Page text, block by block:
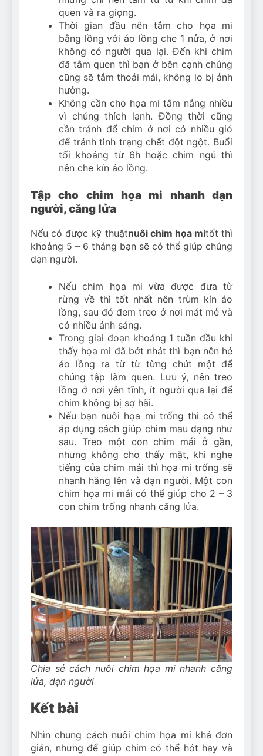
quen và ra giọng.
Thời gian đầu nên tắm cho họa mi
bằng lồng với áo lồng che 1 nửa, ở nơi
không có người qua lại. Đến khi chim
đã tắm quen thì bạn ở bên cạnh chúng
cũng sẽ tắm thoải mái, không lo bị ảnh
hưởng.
Không cần cho họa mi tắm nắng nhiều
vì chúng thích lạnh. Đồng thời cũng
cần tránh để chim ở nơi có nhiều gió
để tránh tình trạng chết đột ngột. Buổi
tối khoảng từ 6h hoặc chim ngủ thì
nên che kín áo lồng.
Tập cho chim họa mi nhanh dạn
người, căng lửa
Nếu có được kỹ thuậtnuôi chim họa mitốt thì
khoảng 5 – 6 tháng bạn sẽ có thể giúp chúng
dạn người.
Nếu chim họa mi vừa được đưa từ
rừng về thì tốt nhất nên trùm kín áo
lồng, sau đó đem treo ở nơi mát mẻ và
có nhiều ánh sáng.
Trong giai đoạn khoảng 1 tuần đầu khi
thấy họa mi đã bớt nhát thì bạn nên hé
áo lồng ra từ từ từng chút một để
chúng tập làm quen. Lưu ý, nên treo
lồng ở nơi yên tĩnh, ít người qua lại để
chim không bị sợ hãi.
Nếu bạn nuôi họa mi trống thì có thể
áp dụng cách giúp chim mau dạng như
sau. Treo một con chim mái ở gần,
nhưng không cho thấy mặt, khi nghe
tiếng của chim mái thì họa mi trống sẽ
nhanh hăng lên và dạn người. Một con
chim họa mi mái có thể giúp cho 2 – 3
con chim trống nhanh căng lửa.
Chia sẻ cách nuôi chim họa mi nhanh căng
lửa, dạn người
Kết bài
Nhìn chung cách nuôi chim họa mi khá đơn
giản, nhưng để giúp chim có thể hót hay và